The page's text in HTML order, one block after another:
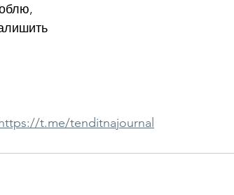
t.me/tenditnajournal